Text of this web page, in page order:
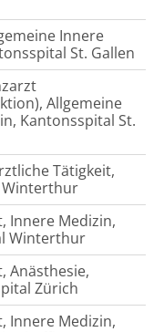
Innere
St. Gallen
Allgemeine
Kantonsspital St.
Tätigkeit,
Winterthur
Innere Medizin,
Winterthur
Anästhesie,
Zürich
Innere Medizin,